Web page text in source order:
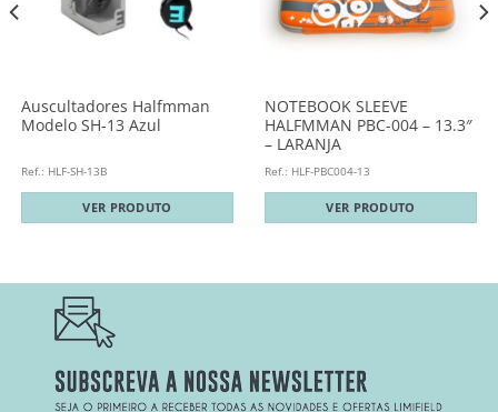
Auscultadores Halfmman
Modelo SH-13 Azul
Ref.: HLF-SH-13B
VER PRODUTO
NOTEBOOK SLEEVE
HALFMMAN PBC-004 – 13.3″
– LARANJA
Ref.: HLF-PBC004-13
VER PRODUTO